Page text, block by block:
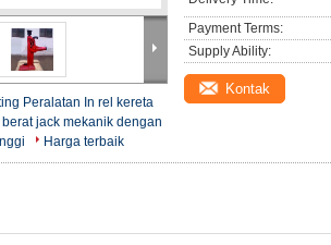
Peralatan In rel kereta
jack mekanik dengan
Harga terbaik
Payment Terms:
Supply Ability:
Kontak